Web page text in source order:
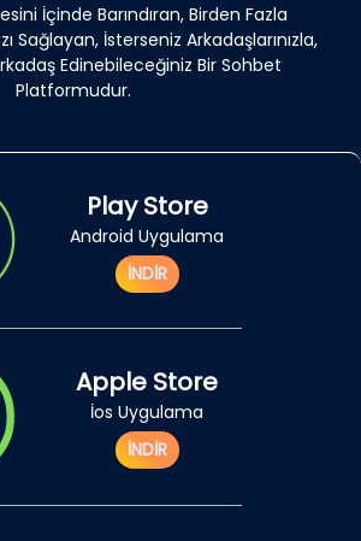
İçinde Barındıran, Birden Fazla
Sağlayan, İsterseniz Arkadaşlarınızla,
Edinebileceğiniz Bir Sohbet
Platformudur.
Play Store
Android Uygulama
İNDİR
Apple Store
İos Uygulama
İNDİR